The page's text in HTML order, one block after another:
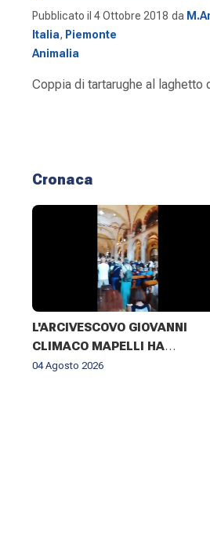
Pubblicato il 4 Ottobre 2018 da
Italia, Piemonte
Animalia
Coppia di tartarughe al laghetto
Cronaca
L'ARCIVESCOVO GIOVANNI
CLIMACO MAPELLI HA
PRESENZIATO AL FUNERALE DI
04 Agosto 2026